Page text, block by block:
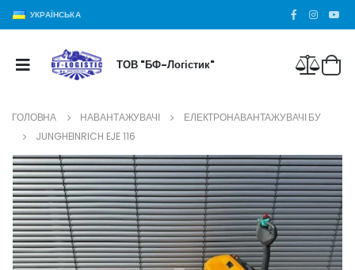
УКРАЇНСЬКА
ТОВ "БФ-Логістик"
ГОЛОВНА НАВАНТАЖУВАЧІ
ЕЛЕКТРОНАВАНТАЖУВАЧІ БУ
JUNGHEINRICH EJE 116